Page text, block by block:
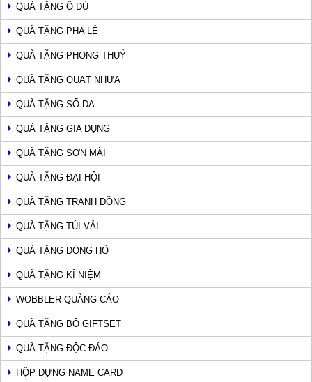
QUÀ TẶNG Ô DÙ
QUÀ TẶNG PHA LÊ
QUÀ TẶNG PHONG THUỶ
QUÀ TẶNG QUẠT NHỰA
QUÀ TẶNG SỔ DA
QUÀ TẶNG GIA DỤNG
QUÀ TẶNG SƠN MÀI
QUÀ TẶNG ĐẠI HỘI
QUÀ TẶNG TRANH ĐỒNG
QUÀ TẶNG TÚI VẢI
QUÀ TẶNG ĐỒNG HỒ
QUÀ TẶNG KỈ NIỆM
WOBBLER QUẢNG CÁO
QUÀ TẶNG BỘ GIFTSET
QUÀ TẶNG ĐỘC ĐÁO
HỘP ĐỰNG NAME CARD